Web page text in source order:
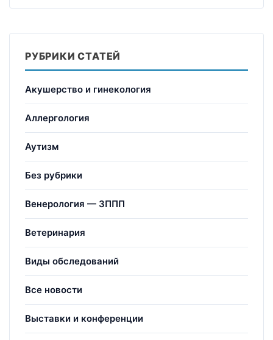
РУБРИКИ СТАТЕЙ
Акушерство и гинекология
Аллергология
Аутизм
Без рубрики
Венерология — ЗППП
Ветеринария
Виды обследований
Все новости
Выставки и конференции